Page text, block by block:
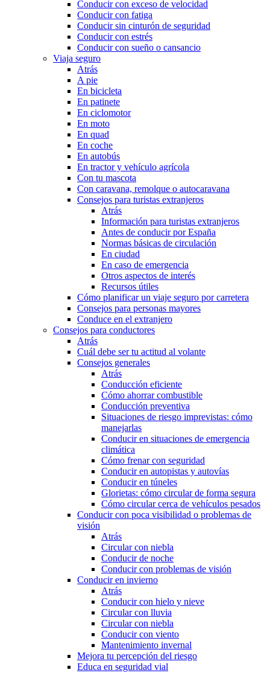
Conducir con exceso de velocidad
Conducir con fatiga
Conducir sin cinturón de seguridad
Conducir con estrés
Conducir con sueño o cansancio
Viaja seguro
Atrás
A pie
En bicicleta
En patinete
En ciclomotor
En moto
En quad
En coche
En autobús
En tractor y vehículo agrícola
Con tu mascota
Con caravana, remolque o autocaravana
Consejos para turistas extranjeros
Atrás
Información para turistas extranjeros
Antes de conducir por España
Normas básicas de circulación
En ciudad
En caso de emergencia
Otros aspectos de interés
Recursos útiles
Cómo planificar un viaje seguro por carretera
Consejos para personas mayores
Conduce en el extranjero
Consejos para conductores
Atrás
Cuál debe ser tu actitud al volante
Consejos generales
Atrás
Conducción eficiente
Cómo ahorrar combustible
Conducción preventiva
Situaciones de riesgo imprevistas: cómo
manejarlas
Conducir en situaciones de emergencia
climática
Cómo frenar con seguridad
Conducir en autopistas y autovías
Conducir en túneles
Glorietas: cómo circular de forma segura
Cómo circular cerca de vehículos pesados
Conducir con poca visibilidad o problemas de
visión
Atrás
Circular con niebla
Conducir de noche
Conducir con problemas de visión
Conducir en invierno
Atrás
Conducir con hielo y nieve
Circular con lluvia
Circular con niebla
Conducir con viento
Mantenimiento invernal
Mejora tu percepción del riesgo
Educa en seguridad vial